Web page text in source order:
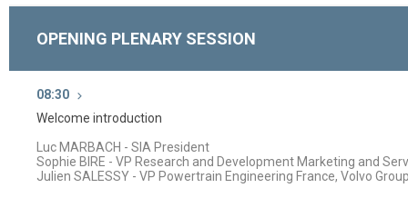
OPENING PLENARY SESSION
08:30
Welcome introduction
Luc MARBACH - SIA President
Sophie BIRE - VP Research and Development Marketing and
Julien SALESSY - VP Powertrain Engineering France, Volvo